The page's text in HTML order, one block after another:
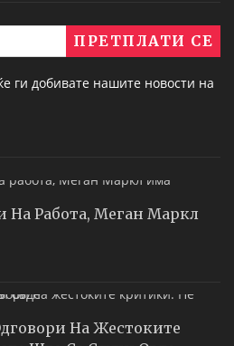
ги добивате нашите новости на
На Работа, Меган Маркл
На Жестоките